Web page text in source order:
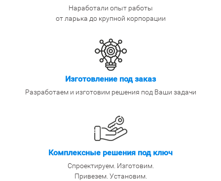
Наработали опыт работы
от ларька до крупной корпорации
Изготовление под заказ
Разработаем и изготовим решения под Ваши задачи
Комплексные решения под ключ
Спроектируем. Изготовим.
Привезем. Установим.